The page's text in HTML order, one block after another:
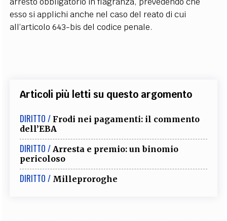
esso si applichi anche nel caso del reato di cui
all’articolo 643-bis del codice penale.
Articoli più letti su questo argomento
DIRITTO / Frodi nei pagamenti: il commento
dell’EBA
DIRITTO / Arresta e premio: un binomio
pericoloso
DIRITTO / Milleproroghe